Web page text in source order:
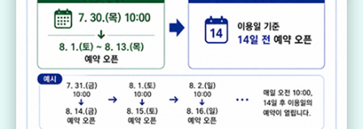
기장생활체육센터
드림볼파크 장안천가족휴게공원
리틀·소프트볼구장